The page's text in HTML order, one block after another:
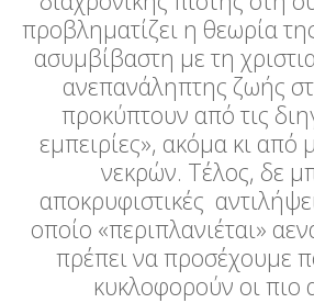
προβληματίζει η θεωρία
ασυμβίβαστη με τη
ανεπανάληπτης ζωής
προκύπτουν από τις
εμπειρίες», ακόμα κι από
νεκρών. Τέλος, δε
αποκρυφιστικές
οποίο «περιπλανιέται»
πρέπει να προσέχουμε
κυκλοφορούν οι πιο